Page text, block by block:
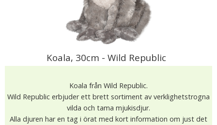
Koala, 30cm - Wild Republic
Koala från Wild Republic.
Wild Republic erbjuder ett brett sortiment av verklighetstrogna
vilda och tama mjukisdjur.
Alla djuren har en tag i örat med kort information om just det